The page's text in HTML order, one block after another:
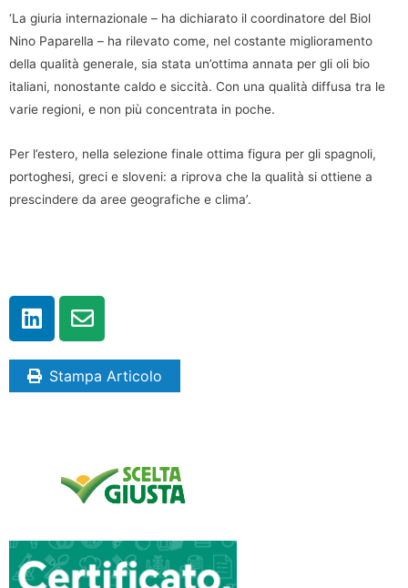
‘La giuria internazionale – ha dichiarato il coordinatore del Biol
Nino Paparella – ha rilevato come, nel costante miglioramento
della qualità generale, sia stata un’ottima annata per gli oli bio
italiani, nonostante caldo e siccità. Con una qualità diffusa tra le
varie regioni, e non più concentrata in poche.
Per l’estero, nella selezione finale ottima figura per gli spagnoli,
portoghesi, greci e sloveni: a riprova che la qualità si ottiene a
prescindere da aree geografiche e clima’.
Stampa Articolo